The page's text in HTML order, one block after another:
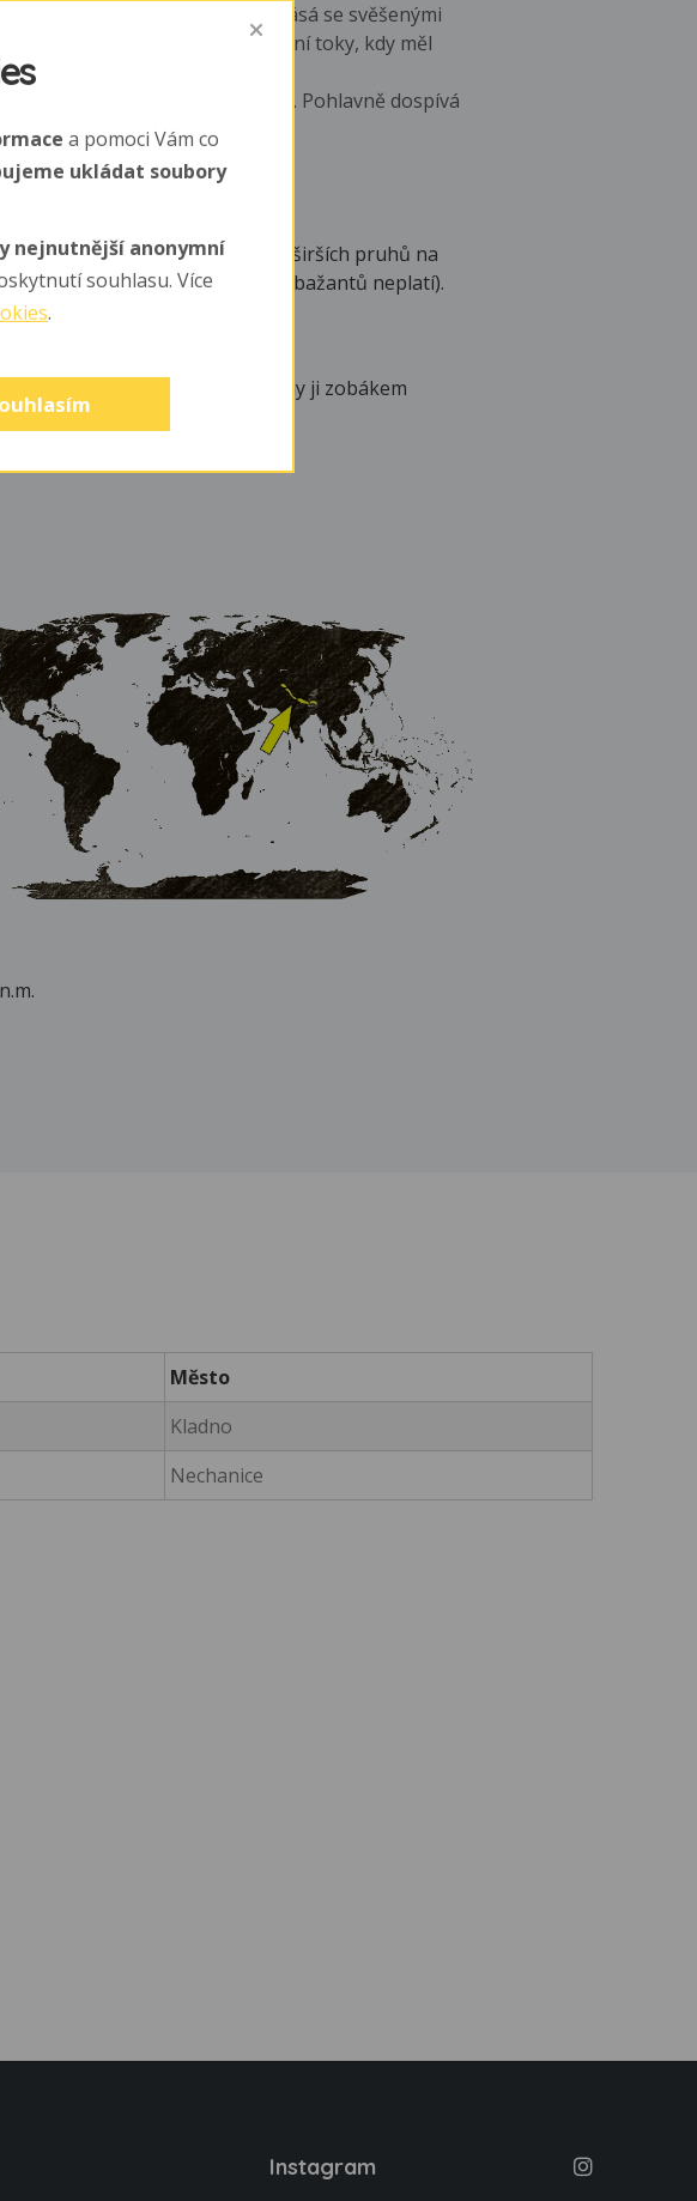
přijde, kohout se před ní natřásá se svěšenými
ale pozorovány byly i polygamní toky, kdy měl
na nichž sedí sama 29 - 31 dní. Pohlavně dospívá
poznat samci od samic (podle širších pruhů na
stará mláďata (což u ostatních bažantů neplatí).
z lesní půdy (celé hodiny ji zobákem
Město
Kladno
Nechanice
Instagram
a pomoci Vám co
ukládat soubory
nejnutnější anonymní
souhlasu. Více
.